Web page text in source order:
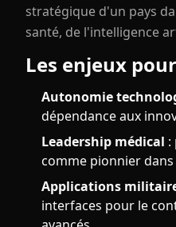
stratégique d'un pays
santé, de l'intelligence
Les enjeux
Autonomie
dépendance aux
Leadership médical :
comme pionnier
Applications
interfaces pour le